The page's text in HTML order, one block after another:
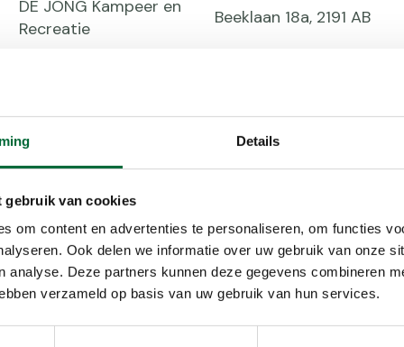
Details
gebruik van cookies
om content en advertenties te personaliseren, om functies
Ook delen we informatie over uw gebruik van onze
analyse. Deze partners kunnen deze gegevens combineren
verzameld op basis van uw gebruik van hun services.
DE JONG Kampeer en
Recreatie
Beeklaan 18a, 2191 AB
Heerlenseweg 34, 6371
Holiday Sport
World of Walking
Linberg Camping &
Outdoor
Rijksweg 231, 5124 NA
Spac Sport
Groenewoudseweg 336,